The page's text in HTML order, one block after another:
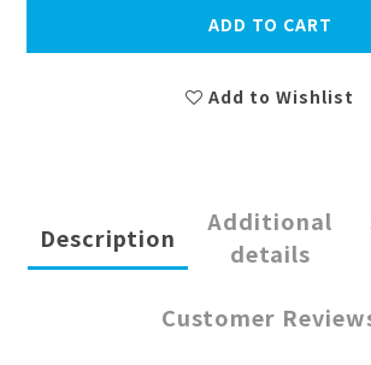
ADD TO CART
Add to Wishlist
Description
Additional
details
Customer